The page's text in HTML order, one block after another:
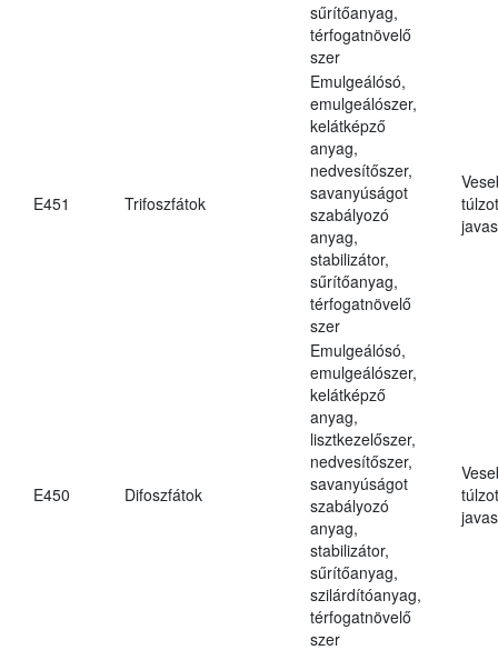
sűrítőanyag,
térfogatnövelő
szer
E451 Trifoszfátok
Emulgeálósó,
emulgeálószer,
kelátképző
anyag,
nedvesítőszer,
savanyúságot
szabályozó
anyag,
stabilizátor,
sűrítőanyag,
térfogatnövelő
szer
E450 Difoszfátok
Emulgeálósó,
emulgeálószer,
kelátképző
anyag,
lisztkezelőszer,
nedvesítőszer,
savanyúságot
szabályozó
anyag,
stabilizátor,
sűrítőanyag,
szilárdítóanyag,
térfogatnövelő
szer